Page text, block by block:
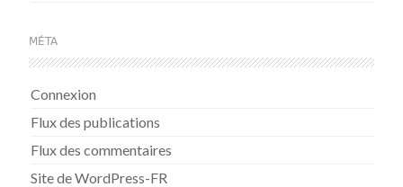
MÉTA
Connexion
Flux des publications
Flux des commentaires
Site de WordPress-FR